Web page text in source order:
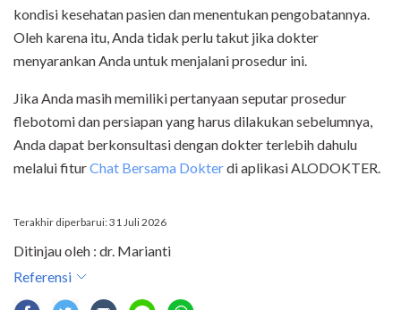
kondisi kesehatan pasien dan menentukan pengobatannya.
Oleh karena itu, Anda tidak perlu takut jika dokter
menyarankan Anda untuk menjalani prosedur ini.
Jika Anda masih memiliki pertanyaan seputar prosedur
flebotomi dan persiapan yang harus dilakukan sebelumnya,
Anda dapat berkonsultasi dengan dokter terlebih dahulu
melalui fiturChat Bersama Dokterdi aplikasi ALODOKTER.
Terakhir diperbarui: 31 Juli 2026